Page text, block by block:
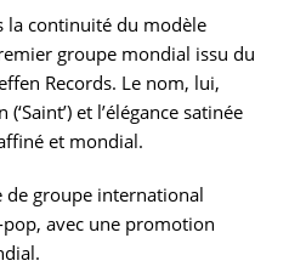
la continuité du modèle
groupe mondial issu du
Records. Le nom, lui,
et l’élégance satinée
et mondial.
groupe international
avec une promotion